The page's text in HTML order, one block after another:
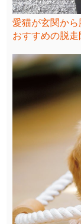
愛猫が玄関か
おすすめの脱走